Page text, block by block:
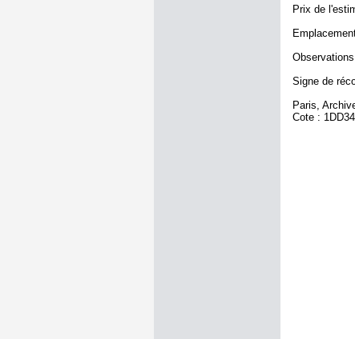
Prix de
Signe de
Paris,
Cote : 1DD34